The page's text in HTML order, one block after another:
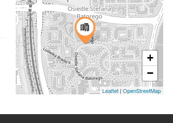
+
−
Leaflet | OpenStreetMap